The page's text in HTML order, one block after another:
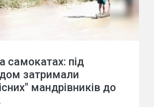
самокатах: під
затримали
мандрівників до